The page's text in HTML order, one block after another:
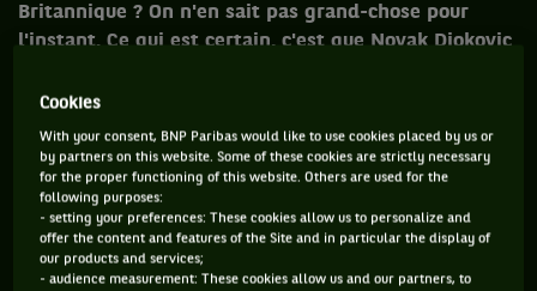
Britannique ? On n'en sait pas grand-chose pour
l'instant. Ce qui est certain, c'est que Novak Djokovic
remporter un 25e Grand Chelem. Et il faut croire que
Murray en serait une.
C’est en 2006 qu’Andy Murray et Novak Djokovic se sont
affrontés pour la première fois. Ce jour-là, au Masters 1000
de Madrid, le Serbe s’était imposé en trois sets. Ont suivi 35
matchs supplémentaires. Leur face-à-face est forcément
Cookies
With your consent, BNP Paribas would like to use cookies placed by us or
by partners on this website. Some of these cookies are strictly necessary
for the proper functioning of this website. Others are used for the
following purposes:
- setting your preferences: These cookies allow us to personalize and
offer the content and features of the Site and in particular the display of
our products and services;
- audience measurement: These cookies allow us and our partners, to